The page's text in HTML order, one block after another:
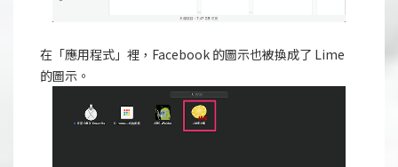
在「應用程式」裡，Facebook 的圖示也被換成了 Lime
的圖示。